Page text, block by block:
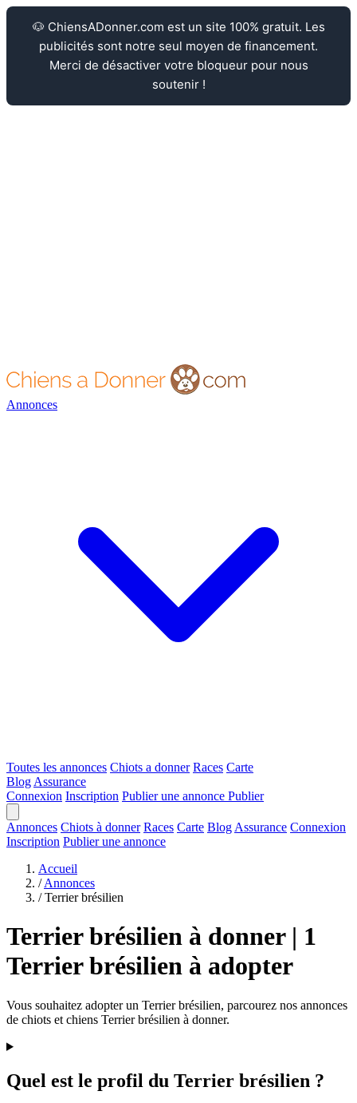
Annonces
Toutes les annonces Chiots a donner Races Carte
Blog Assurance
Connexion Inscription Publier une annonce Publier
Annonces Chiots à donner Races Carte Blog Assurance Connexion
Inscription Publier une annonce
Accueil
/ Annonces
/ Terrier brésilien
Terrier brésilien à donner | 1
Terrier brésilien à adopter
Vous souhaitez adopter un Terrier brésilien, parcourez nos annonces
de chiots et chiens Terrier brésilien à donner.
Quel est le profil du Terrier brésilien ?